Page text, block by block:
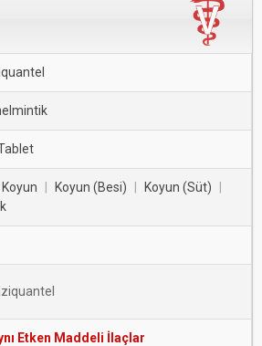
Koyun Koyun (Besi) Koyun (Süt)
Etken Maddeli İlaçlar